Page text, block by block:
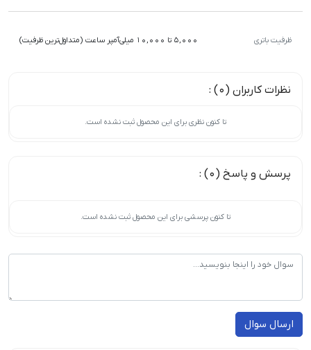
ظرفیت باتری 5,000 تا 10,000 میلی‌آمپر ساعت (متداول‌ترین ظرفیت)
نظرات کاربران (0) :
تا کنون نظری برای این محصول ثبت نشده است.
پرسش و پاسخ (0) :
تا کنون پرسشی برای این محصول ثبت نشده است.
ارسال سوال